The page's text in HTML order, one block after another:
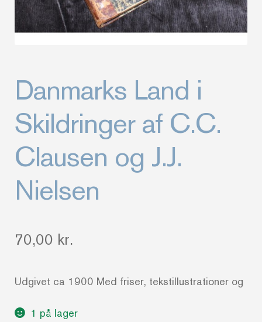
Danmarks Land i
Skildringer af C.C.
Clausen og J.J.
Nielsen
70,00 kr.
Udgivet ca 1900 Med friser, tekstillustrationer og
1 på lager